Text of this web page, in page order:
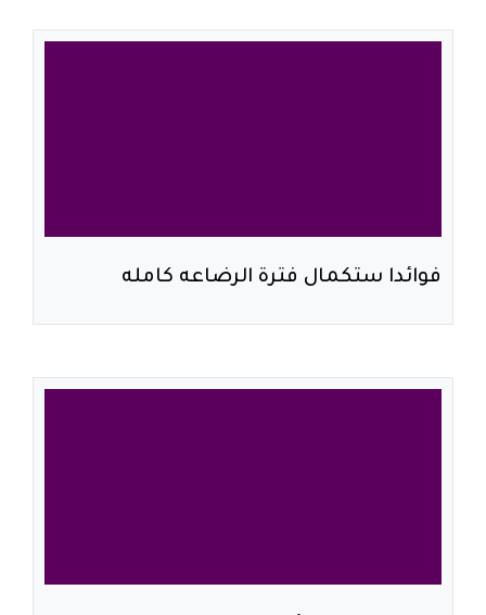
فوائدا ستكمال فترة الرضاعه كامله